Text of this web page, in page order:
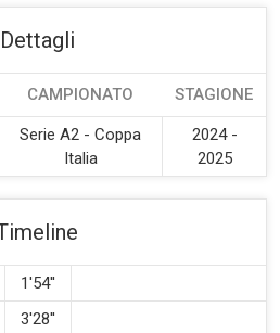
Dettagli
CAMPIONATO STAGIONE
Serie A2 - Coppa
Italia
2024 -
2025
1'54''
3'28''